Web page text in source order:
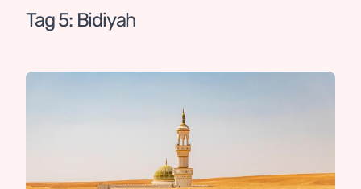
Tag 5: Bidiyah